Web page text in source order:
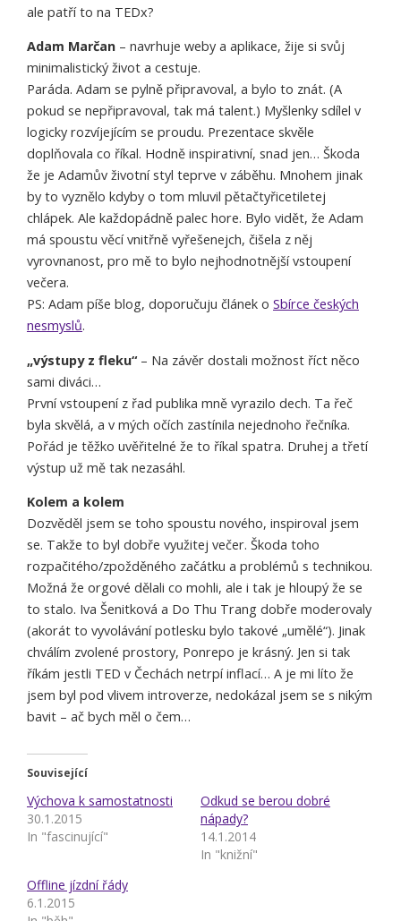
ale patří to na TEDx?
Adam Marčan – navrhuje weby a aplikace, žije si svůj
minimalistický život a cestuje.
Paráda. Adam se pylně připravoval, a bylo to znát. (A
pokud se nepřipravoval, tak má talent.) Myšlenky sdílel v
logicky rozvíjejícím se proudu. Prezentace skvěle
doplňovala co říkal. Hodně inspirativní, snad jen… Škoda
že je Adamův životní styl teprve v záběhu. Mnohem jinak
by to vyznělo kdyby o tom mluvil pětačtyřicetiletej
chlápek. Ale každopádně palec hore. Bylo vidět, že Adam
má spoustu věcí vnitřně vyřešenejch, čišela z něj
vyrovnanost, pro mě to bylo nejhodnotnější vstoupení
večera.
PS: Adam píše blog, doporučuju článek o Sbírce českých
nesmyslů.
„výstupy z fleku“ – Na závěr dostali možnost říct něco
sami diváci…
První vstoupení z řad publika mně vyrazilo dech. Ta řeč
byla skvělá, a v mých očích zastínila nejednoho řečníka.
Pořád je těžko uvěřitelné že to říkal spatra. Druhej a třetí
výstup už mě tak nezasáhl.
Kolem a kolem
Dozvěděl jsem se toho spoustu nového, inspiroval jsem
se. Takže to byl dobře využitej večer. Škoda toho
rozpačitého/zpožděného začátku a problémů s technikou.
Možná že orgové dělali co mohli, ale i tak je hloupý že se
to stalo. Iva Šenitková a Do Thu Trang dobře moderovaly
(akorát to vyvolávání potlesku bylo takové „umělé“). Jinak
chválím zvolené prostory, Ponrepo je krásný. Jen si tak
říkám jestli TED v Čechách netrpí inflací… A je mi líto že
jsem byl pod vlivem introverze, nedokázal jsem se s nikým
bavit – ač bych měl o čem…
Související
Výchova k samostatnosti
30.1.2015
In "fascinující"
Odkud se berou dobré
nápady?
14.1.2014
In "knižní"
Offline jízdní řády
6.1.2015